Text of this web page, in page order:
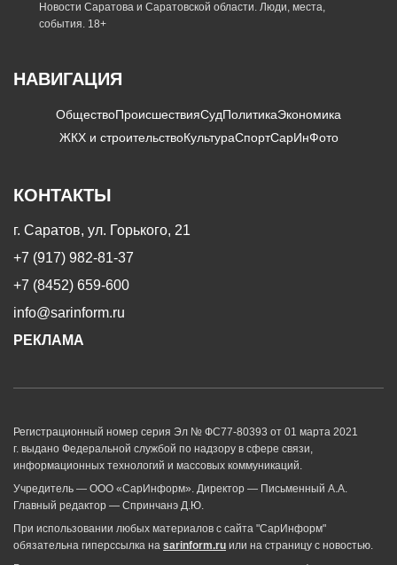
Новости Саратова и Саратовской области. Люди, места,
события. 18+
НАВИГАЦИЯ
ОбществоПроисшествияСудПолитикаЭкономика
ЖКХ и строительствоКультураСпортСарИнФото
КОНТАКТЫ
г. Саратов, ул. Горького, 21
+7 (917) 982-81-37
+7 (8452) 659-600
info@sarinform.ru
РЕКЛАМА
Регистрационный номер серия Эл № ФС77-80393 от 01 марта 2021
г. выдано Федеральной службой по надзору в сфере связи,
информационных технологий и массовых коммуникаций.
Учредитель — ООО «СарИнформ». Директор — Письменный А.А.
Главный редактор — Спринчанэ Д.Ю.
При использовании любых материалов с сайта "СарИнформ"
обязательна гиперссылка на sarinform.ru или на страницу с новостью.